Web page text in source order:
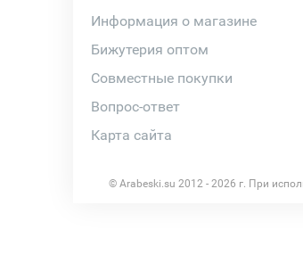
Информация о магазине
Бижутерия оптом
Совместные покупки
Вопрос-ответ
Карта сайта
© Arabeski.su 2012 - 2026 г. При